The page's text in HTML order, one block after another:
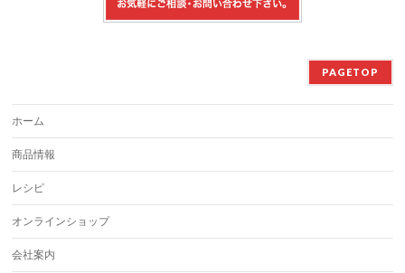
PAGETOP
ホーム
商品情報
レシピ
オンラインショップ
会社案内